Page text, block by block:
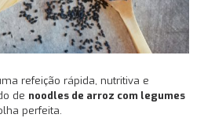
refeição rápida, nutritiva e
de noodles de arroz com legumes
perfeita.